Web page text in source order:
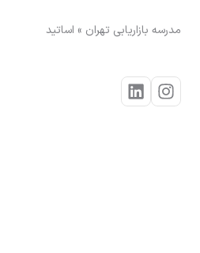
مدرسه بازاریابی تهران » اساتید